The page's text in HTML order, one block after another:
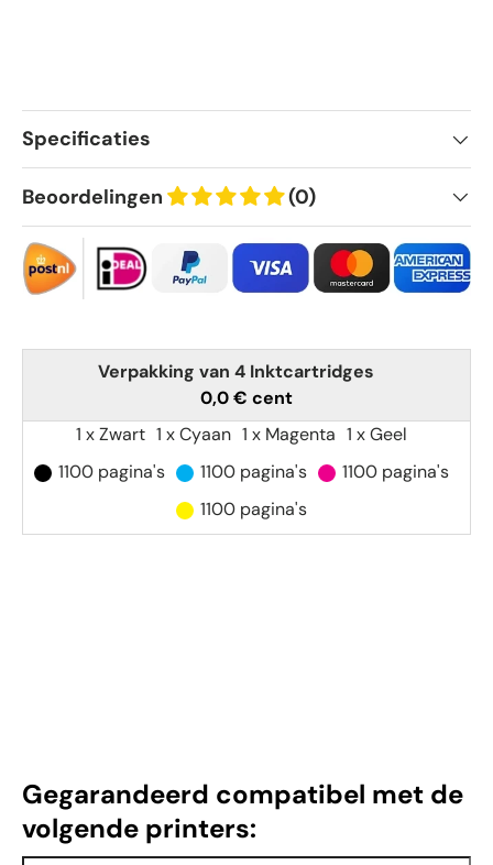
Specificaties
Beoordelingen (0)
Verpakking van 4 Inktcartridges
0,0 € cent
1 x Zwart 1 x Cyaan 1 x Magenta 1 x Geel
1100 pagina's
1100 pagina's
1100 pagina's
1100 pagina's
Gegarandeerd compatibel met de
volgende printers: